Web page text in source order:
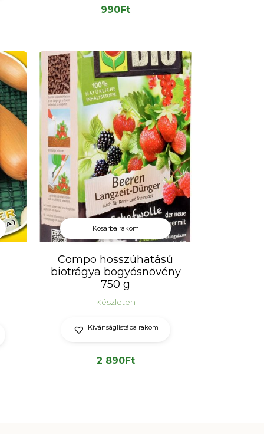
990Ft
Kosárba rakom
Compo hosszúhatású
biotrágya bogyósnövény
750 g
Készleten
Kívánságlistába rakom
2 890Ft